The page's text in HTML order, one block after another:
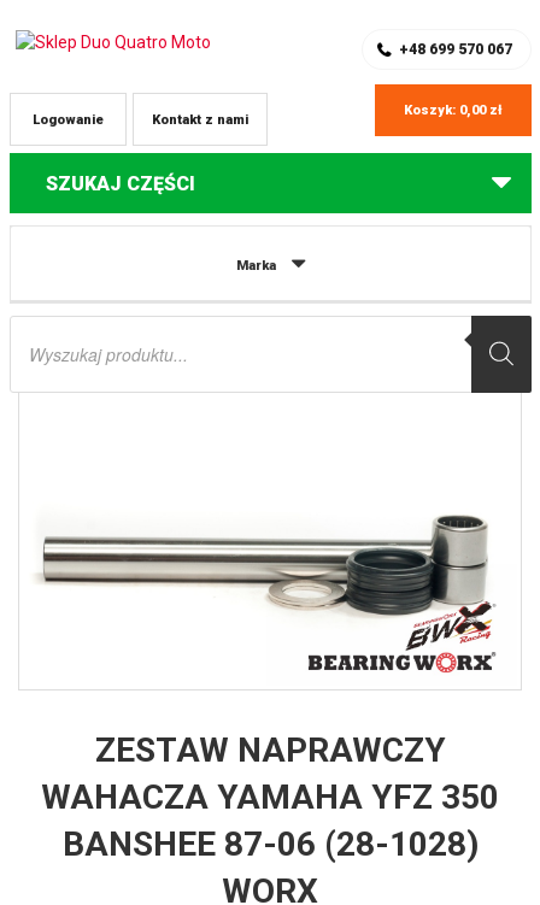
+48 699 570 067
Kontakt z nami
Logowanie
Koszyk: 0,00 zł
SZUKAJ CZĘŚCI
Marka
Wyszukiwarka
Części do quadów Yamaha
ZESTAW NAPRAWCZY
WAHACZA YAMAHA YFZ 350
BANSHEE 87-06 (28-1028)
WORX